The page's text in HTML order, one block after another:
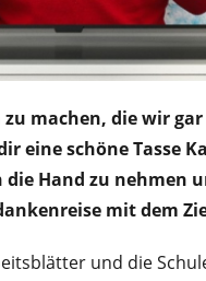
machen, die wir
eine schöne Tasse
die Hand zu nehmen
mit dem
und die